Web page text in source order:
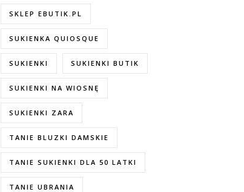
SKLEP EBUTIK.PL
SUKIENKA QUIOSQUE
SUKIENKI SUKIENKI BUTIK
SUKIENKI NA WIOSNĘ
SUKIENKI ZARA
TANIE BLUZKI DAMSKIE
TANIE SUKIENKI DLA 50 LATKI
TANIE UBRANIA